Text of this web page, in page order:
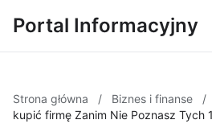
Portal Informacyjny
Strona główna / Biznes i finanse /
kupić firmę Zanim Nie Poznasz Tych